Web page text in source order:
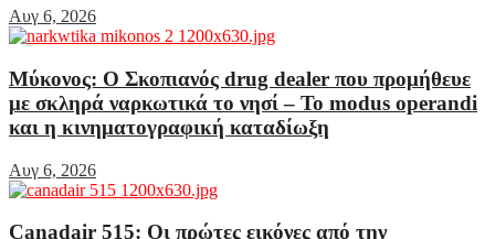
Αυγ 6, 2026
Μύκονος: Ο Σκοπιανός drug dealer που προμήθευε
με σκληρά ναρκωτικά το νησί – Το modus operandi
και η κινηματογραφική καταδίωξη
Αυγ 6, 2026
Canadair 515: Οι πρώτες εικόνες από την